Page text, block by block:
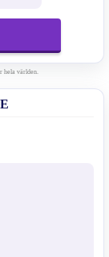
hela världen.